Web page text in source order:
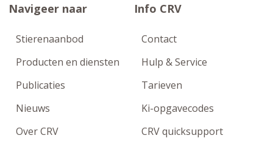
Navigeer naar
Stierenaanbod
Producten en diensten
Publicaties
Nieuws
Over CRV
Info CRV
Contact
Hulp & Service
Tarieven
Ki-opgavecodes
CRV quicksupport